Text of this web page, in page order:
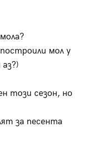
мол у
този сезон, но
за песента